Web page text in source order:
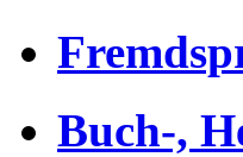
Buch-,